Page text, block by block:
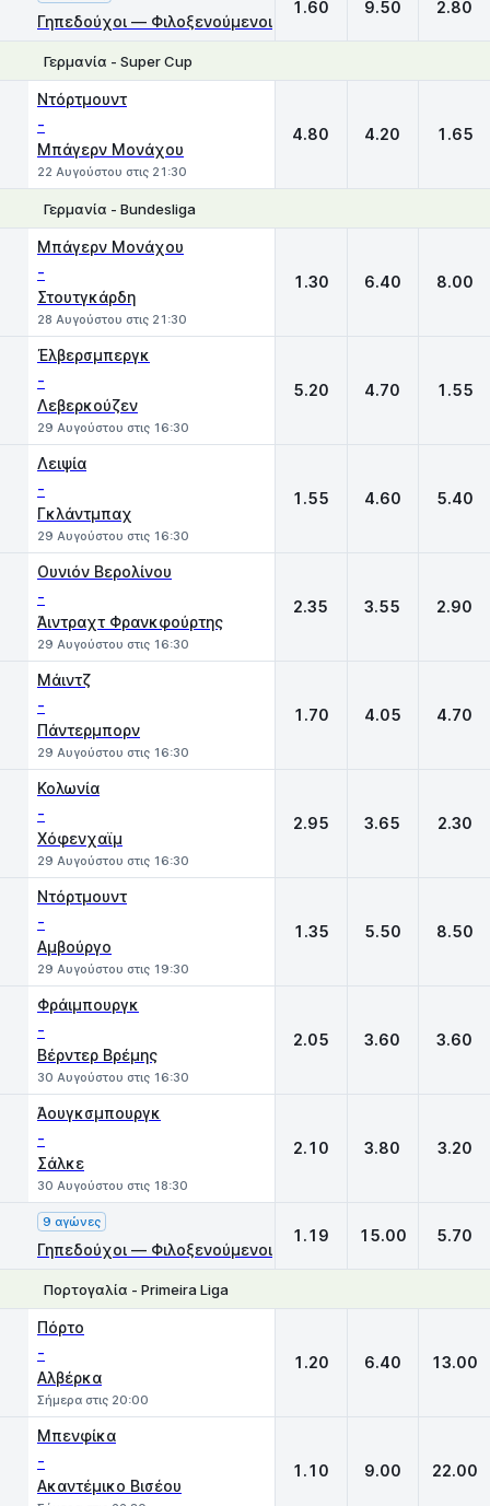
Γηπεδούχοι — Φιλοξενούμενοι
1.60 9.50 2.80
Γερμανία - Super Cup
Ντόρτμουντ
-
Μπάγερν Μονάχου
22 Αυγούστου στις 21:30
4.80 4.20 1.65
Γερμανία - Bundesliga
Μπάγερν Μονάχου
-
Στουτγκάρδη
28 Αυγούστου στις 21:30
1.30 6.40 8.00
Έλβερσμπεργκ
-
Λεβερκούζεν
29 Αυγούστου στις 16:30
5.20 4.70 1.55
Λειψία
-
Γκλάντμπαχ
29 Αυγούστου στις 16:30
1.55 4.60 5.40
Ουνιόν Βερολίνου
-
Άιντραχτ Φρανκφούρτης
29 Αυγούστου στις 16:30
2.35 3.55 2.90
Μάιντζ
-
Πάντερμπορν
29 Αυγούστου στις 16:30
1.70 4.05 4.70
Κολωνία
-
Χόφενχαϊμ
29 Αυγούστου στις 16:30
2.95 3.65 2.30
Ντόρτμουντ
-
Αμβούργο
29 Αυγούστου στις 19:30
1.35 5.50 8.50
Φράιμπουργκ
-
Βέρντερ Βρέμης
30 Αυγούστου στις 16:30
2.05 3.60 3.60
Άουγκσμπουργκ
-
Σάλκε
30 Αυγούστου στις 18:30
2.10 3.80 3.20
9 αγώνες
Γηπεδούχοι — Φιλοξενούμενοι
1.19 15.00 5.70
Πορτογαλία - Primeira Liga
Πόρτο
-
Αλβέρκα
Σήμερα στις 20:00
1.20 6.40 13.00
Μπενφίκα
-
Ακαντέμικο Βισέου
1.10 9.00 22.00